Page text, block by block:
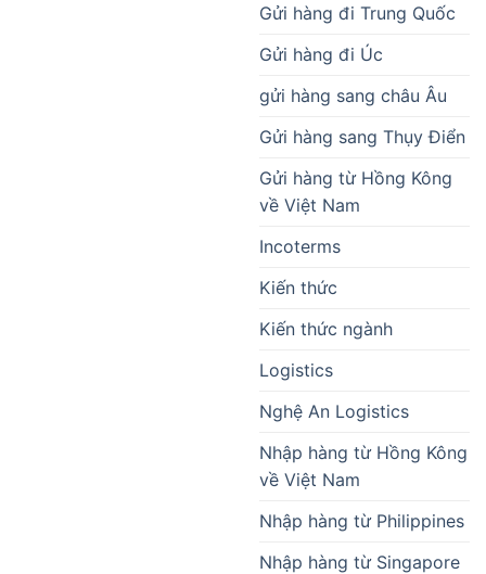
Gửi hàng đi Trung Quốc
Gửi hàng đi Úc
gửi hàng sang châu Âu
Gửi hàng sang Thụy Điển
Gửi hàng từ Hồng Kông
về Việt Nam
Incoterms
Kiến thức
Kiến thức ngành
Logistics
Nghệ An Logistics
Nhập hàng từ Hồng Kông
về Việt Nam
Nhập hàng từ Philippines
Nhập hàng từ Singapore